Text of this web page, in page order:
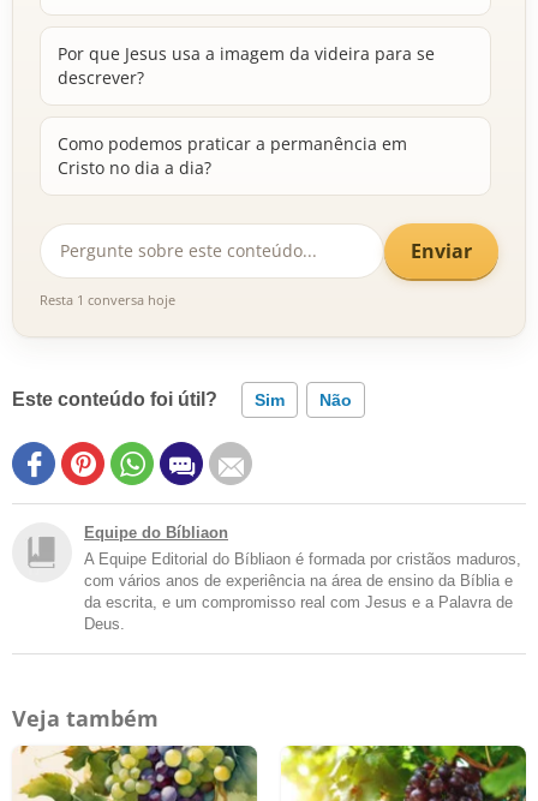
Por que Jesus usa a imagem da videira para se
descrever?
Como podemos praticar a permanência em
Cristo no dia a dia?
Enviar
Resta 1 conversa hoje
Este conteúdo foi útil? Sim Não
Equipe do Bíbliaon
A Equipe Editorial do Bíbliaon é formada por cristãos maduros,
com vários anos de experiência na área de ensino da Bíblia e
da escrita, e um compromisso real com Jesus e a Palavra de
Deus.
Veja também